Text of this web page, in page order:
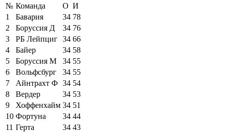
№ Команда О И
1
Бавария 34 78
2
Боруссия Д 34 76
3
РБ Лейпциг 34 66
4
Байер 34 58
5
Боруссия М 34 55
6
Вольфсбург 34 55
7
Айнтрахт Ф 34 54
8
Вердер 34 53
9
Хоффенхайм 34 51
10 Фортуна 34 44
11 Герта 34 43